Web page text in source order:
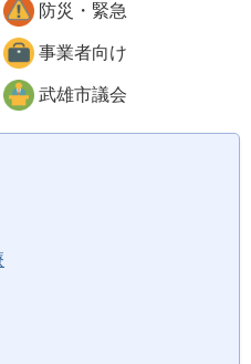
防災・緊急
事業者向け
武雄市議会